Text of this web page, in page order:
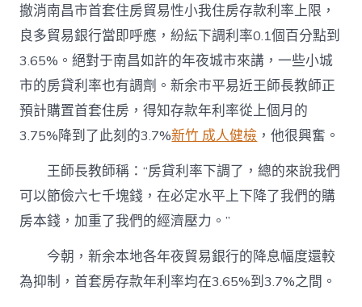
撤消南昌市首套住房貿易性小我住房存款利率上限，
良多貿易銀行當即呼應，紛紜下調利率0.1個百分點到
3.65%。絕對于南昌如許的年夜城市來講，一些小城
市的房貸利率也有調劑。新余市平易近王師長教師正
預計購置首套住房，得知存款年利率從上個月的
3.75%降到了此刻的3.7%新竹 成人健檢 ，他很興奮。
王師長教師稱：“房貸利率下調了，總的來說我們
可以節儉六七千塊錢，在必定水平上下降了我們的購
房本錢，加重了我們的經濟壓力。”
今朝，新余本地各年夜貿易銀行的降息幅度還較
為抑制，首套房存款年利率均在3.65%到3.7%之間。